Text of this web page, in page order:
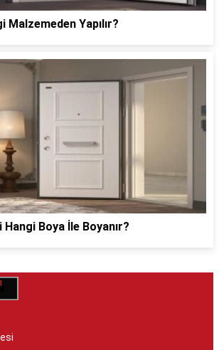
Malzemeden Yapılır?
Hangi Boya İle Boyanır?